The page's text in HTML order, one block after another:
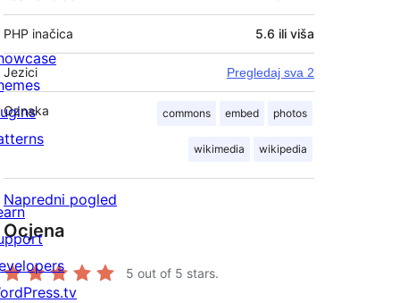
PHP inačica 5.6 ili viša
Jezici Pregledaj sva 2
Oznaka commons embed photos
wikimedia wikipedia
Napredni pogled
Ocjena
5 out of 5 stars.